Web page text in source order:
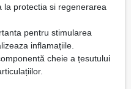
la protectia si regenerarea
pentru stimularea
inflamațiile.
cheie a țesutului